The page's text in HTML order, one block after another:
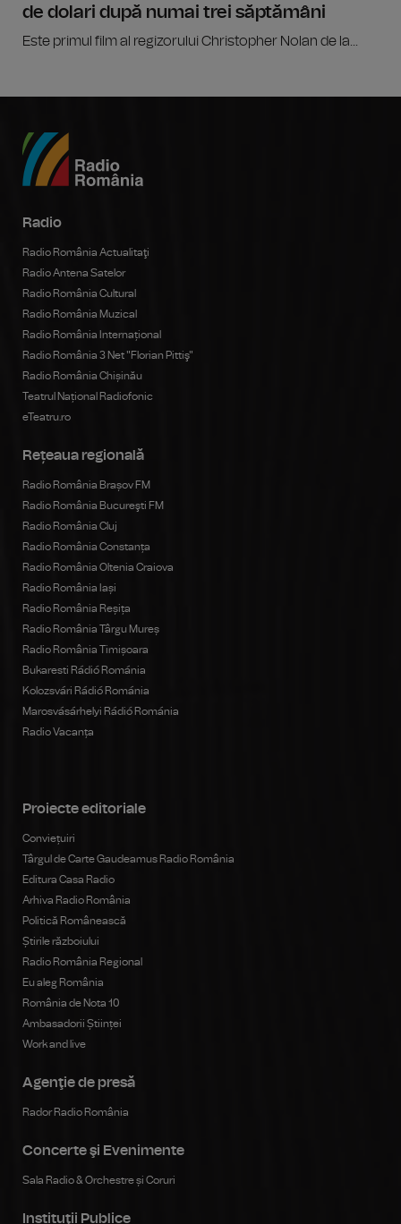
de dolari după numai trei săptămâni
Este primul film al regizorului Christopher Nolan de la...
Radio
Radio România Actualitaţi
Radio Antena Satelor
Radio România Cultural
Radio România Muzical
Radio România Internațional
Radio România 3 Net "Florian Pittiş"
Radio România Chișinău
Teatrul Național Radiofonic
eTeatru.ro
Rețeaua regională
Radio România Brașov FM
Radio România Bucureşti FM
Radio România Cluj
Radio România Constanța
Radio România Oltenia Craiova
Radio România Iași
Radio România Reșița
Radio România Târgu Mureș
Radio România Timișoara
Bukaresti Rádió Románia
Kolozsvári Rádió Románia
Marosvásárhelyi Rádió Románia
Radio Vacanța
Proiecte editoriale
Conviețuiri
Târgul de Carte Gaudeamus Radio România
Editura Casa Radio
Arhiva Radio România
Politică Românească
Știrile războiului
Radio România Regional
Eu aleg România
România de Nota 10
Ambasadorii Științei
Work and live
Agenţie de presă
Rador Radio România
Concerte şi Evenimente
Sala Radio & Orchestre și Coruri
Instituţii Publice